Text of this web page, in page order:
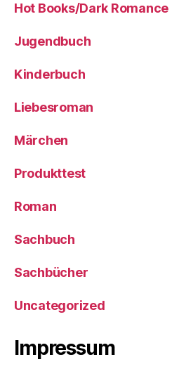
Hot Books/Dark Romance
Jugendbuch
Kinderbuch
Liebesroman
Märchen
Produkttest
Roman
Sachbuch
Sachbücher
Uncategorized
Impressum